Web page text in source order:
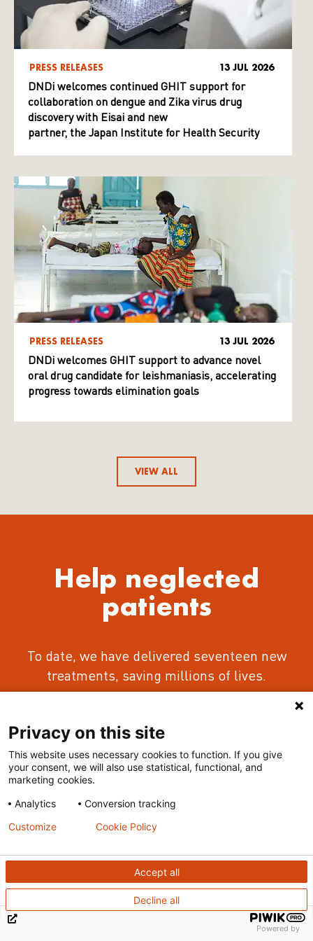
PRESS RELEASES 13 JUL 2026
DNDi welcomes continued GHIT support for
collaboration on dengue and Zika virus drug
discovery with Eisai and new
partner, the Japan Institute for Health Security
PRESS RELEASES 13 JUL 2026
DNDi welcomes GHIT support to advance novel
oral drug candidate for leishmaniasis, accelerating
progress towards elimination goals
VIEW ALL
Help neglected
patients
To date, we have delivered seventeen new
treatments, saving millions of lives.
our first 25 years. You can help us get there.
Privacy on this site
This website uses necessary cookies to function. If you give
your consent, we will also use statistical, functional, and
marketing cookies.
Analytics
Conversion tracking
Accept all
Decline all
Customize Cookie Policy
Powered by